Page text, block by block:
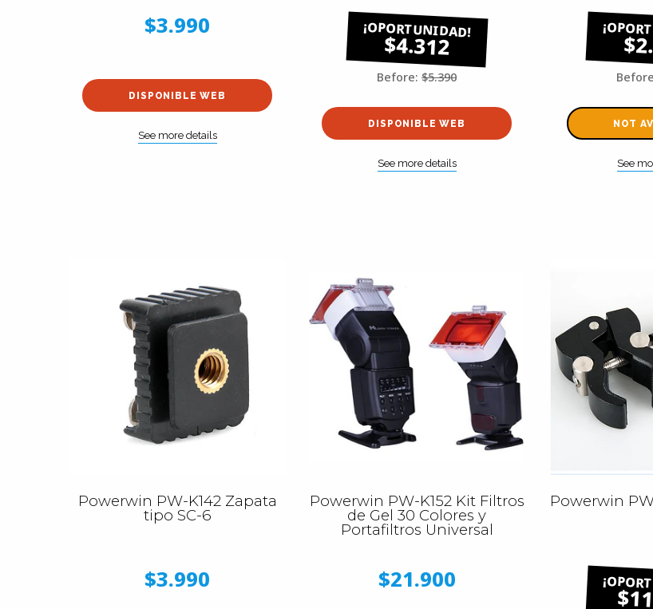
$3.990
DISPONIBLE WEB
See more details
$4.312
Before: $5.390
DISPONIBLE WEB
See more details
NOT
See
Powerwin PW-K142 Zapata
tipo SC-6
$3.990
Powerwin PW-K152 Kit Filtros
de Gel 30 Colores y
Portafiltros Universal
$21.900
Powerwin